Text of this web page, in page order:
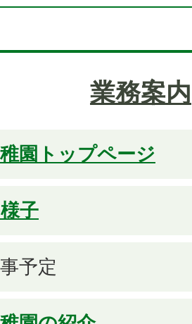
業務案内
園トップページ
子
予定